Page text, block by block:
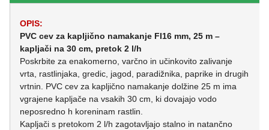
OPIS:
PVC cev za kapljično namakanje FI16 mm, 25 m –
kapljači na 30 cm, pretok 2 l/h
Poskrbite za enakomerno, varčno in učinkovito zalivanje
vrta, rastlinjaka, gredic, jagod, paradižnika, paprike in drugih
vrtnin. PVC cev za kapljično namakanje dolžine 25 m ima
vgrajene kapljače na vsakih 30 cm, ki dovajajo vodo
neposredno h koreninam rastlin.
Kapljači s pretokom 2 l/h zagotavljajo stalno in natančno